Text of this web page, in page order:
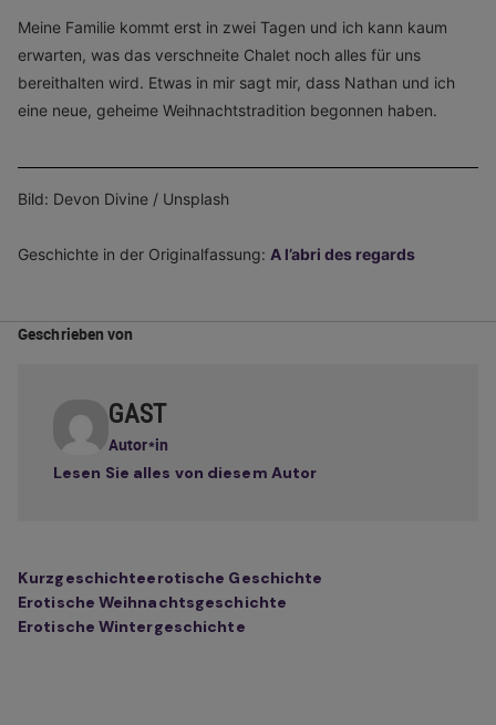
Meine Familie kommt erst in zwei Tagen und ich kann kaum
erwarten, was das verschneite Chalet noch alles für uns
bereithalten wird. Etwas in mir sagt mir, dass Nathan und ich
eine neue, geheime Weihnachtstradition begonnen haben.
Bild: Devon Divine / Unsplash
Geschichte in der Originalfassung: A l’abri des regards
Geschrieben von
GAST
Autor*in
Lesen Sie alles von diesem Autor
Kurzgeschichteerotische Geschichte
Erotische Weihnachtsgeschichte
Erotische Wintergeschichte